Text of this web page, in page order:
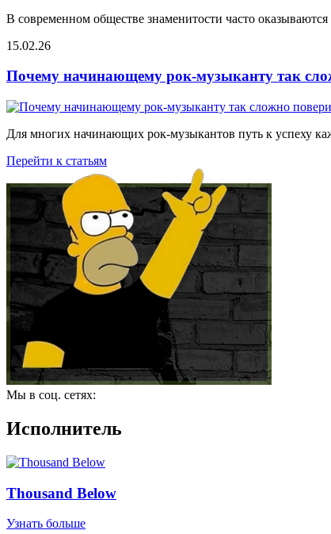
В современном обществе знаменитости часто
15.02.26
Почему начинающему рок-музыканту так
Для многих начинающих рок-музыкантов путь к успеху
Перейти к статьям
Мы в соц. сетях:
Исполнитель
Thousand Below
Узнать больше